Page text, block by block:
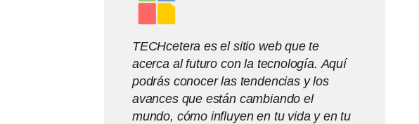
TECHcetera es el sitio web que te
acerca al futuro con la tecnología. Aquí
podrás conocer las tendencias y los
avances que están cambiando el
mundo, cómo influyen en tu vida y en tu